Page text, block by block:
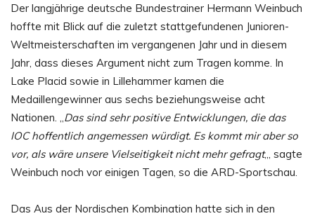
Der langjährige deutsche Bundestrainer Hermann Weinbuch
hoffte mit Blick auf die zuletzt stattgefundenen Junioren-
Weltmeisterschaften im vergangenen Jahr und in diesem
Jahr, dass dieses Argument nicht zum Tragen komme. In
Lake Placid sowie in Lillehammer kamen die
Medaillengewinner aus sechs beziehungsweise acht
Nationen. „ Das sind sehr positive Entwicklungen, die das
IOC hoffentlich angemessen würdigt. Es kommt mir aber so
vor, als wäre unsere Vielseitigkeit nicht mehr gefragt„, sagte
Weinbuch noch vor einigen Tagen, so die ARD-Sportschau.
Das Aus der Nordischen Kombination hatte sich in den